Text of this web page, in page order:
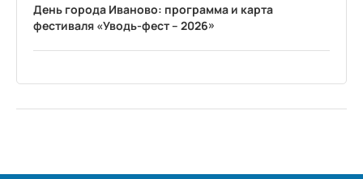
День города Иваново: программа и карта
фестиваля «Уводь-фест – 2026»